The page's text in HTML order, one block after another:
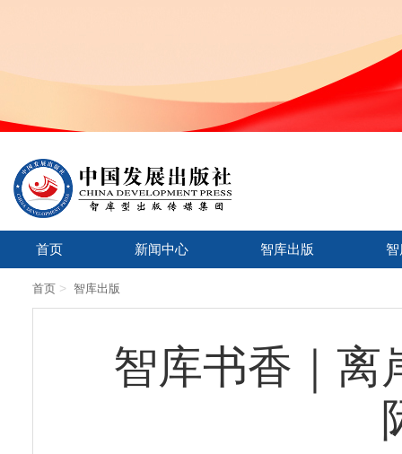
首页 新闻中心 智库出版
首页 > 智库出版
智库书香｜离